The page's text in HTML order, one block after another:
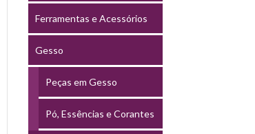
Ferramentas e Acessórios
Gesso
Peças em Gesso
Pó, Essências e Corantes